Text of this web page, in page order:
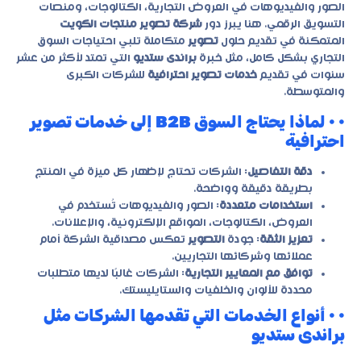
الصور والفيديوهات في العروض التجارية، الكتالوجات، ومنصات
التسويق الرقمي. هنا يبرز دور شركة تصوير منتجات الكويت
المتمكنة في تقديم حلول تصوير متكاملة تلبي احتياجات السوق
التجاري بشكل كامل، مثل خبرة براندى ستديو التي تمتد لأكثر من عشر
سنوات في تقديم خدمات تصوير احترافية للشركات الكبرى
والمتوسطة.
• • لماذا يحتاج السوق B2B إلى خدمات تصوير
احترافية
دقة التفاصيل: الشركات تحتاج لإظهار كل ميزة في المنتج
بطريقة دقيقة وواضحة.
استخدامات متعددة: الصور والفيديوهات تُستخدم في
العروض، الكتالوجات، المواقع الإلكترونية، والإعلانات.
تعزيز الثقة: جودة التصوير تعكس مصداقية الشركة أمام
عملائها وشركائها التجاريين.
توافق مع المعايير التجارية: الشركات غالبًا لديها متطلبات
محددة للألوان والخلفيات والستايليستك.
• • أنواع الخدمات التي تقدمها الشركات مثل
براندى ستديو